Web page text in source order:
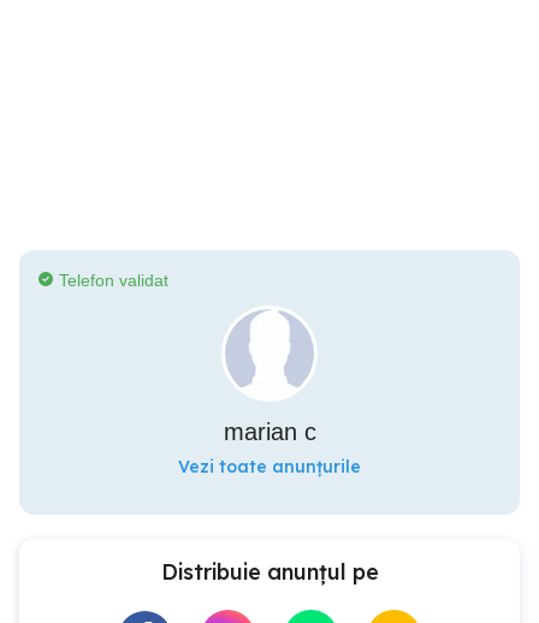
Telefon validat
marian c
Vezi toate anunțurile
Distribuie anunțul pe